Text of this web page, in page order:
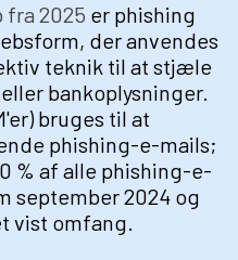
fra 2025 er phishing
der anvendes
teknik til at stjæle
bankoplysninger.
bruges til at
phishing-e-mails;
% af alle phishing-e-
september 2024 og
vist omfang.